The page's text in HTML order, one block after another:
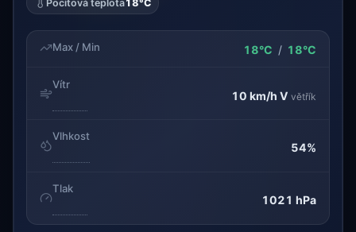
Pocitová teplota18°C
Max / Min 18°C / 18°C
Vítr
10 km/h V větřík
Vlhkost
54%
Tlak
1021 hPa